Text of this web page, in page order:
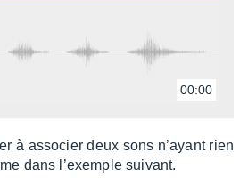
00:00
à asso­cier deux sons n’ayant rien
dans l’exemple suivant.